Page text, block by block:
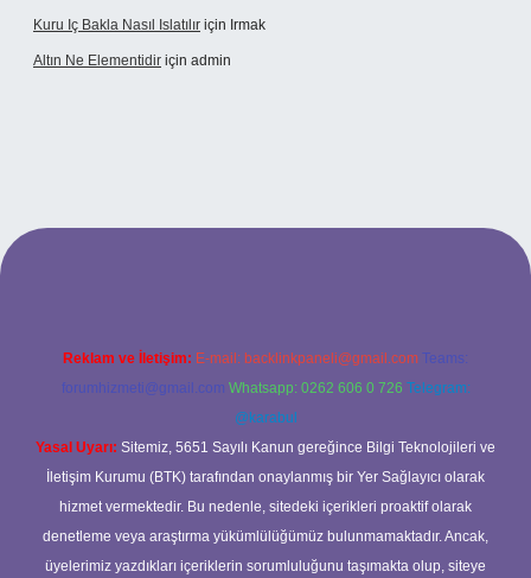
Kuru Iç Bakla Nasıl Islatılır için Irmak
Altın Ne Elementidir için admin
güncel giriş
Reklam ve İletişim: E-mail: backlinkpaneli@gmail.com Teams:
forumhizmeti@gmail.com Whatsapp: 0262 606 0 726 Telegram:
@karabul
Yasal Uyarı: Sitemiz, 5651 Sayılı Kanun gereğince Bilgi Teknolojileri ve
İletişim Kurumu (BTK) tarafından onaylanmış bir Yer Sağlayıcı olarak
hizmet vermektedir. Bu nedenle, sitedeki içerikleri proaktif olarak
denetleme veya araştırma yükümlülüğümüz bulunmamaktadır. Ancak,
üyelerimiz yazdıkları içeriklerin sorumluluğunu taşımakta olup, siteye